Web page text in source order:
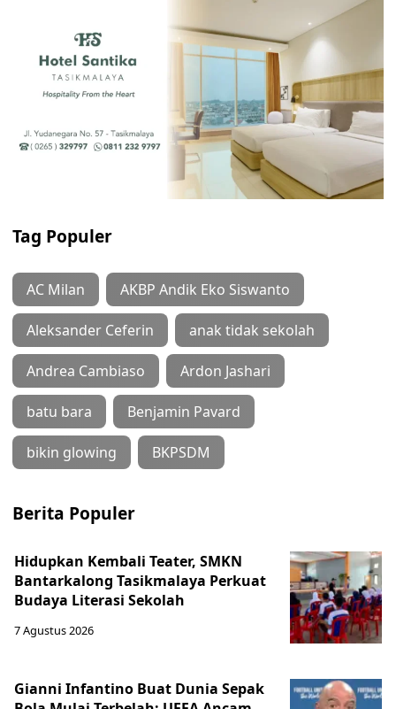
Tag Populer
AC Milan AKBP Andik Eko Siswanto
Aleksander Ceferin anak tidak sekolah
Andrea Cambiaso Ardon Jashari
batu bara Benjamin Pavard
bikin glowing BKPSDM
Berita Populer
Hidupkan Kembali Teater, SMKN
Bantarkalong Tasikmalaya Perkuat
Budaya Literasi Sekolah
7 Agustus 2026
Gianni Infantino Buat Dunia Sepak